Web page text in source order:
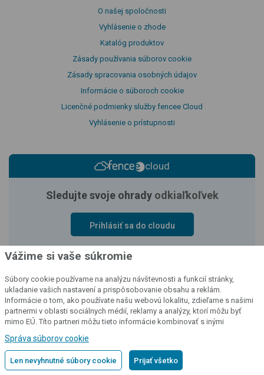
O našej spoločnosti
Vyhlásenie o zhode
Katalóg produktov
Zásady používania súborov cookie
Zásady spracovania osobných údajov
Informácie o súboroch cookie
Licenčné podmienky služby fencee Cloud
Vyhlásenie o prístupnosti
cloud
Sledujte svoje ohrady odkiaľkoľvek
Prihlásiť sa do cloudu
Vážime si vaše súkromie
Súbory cookie používame na analýzu návštevnosti a funkcií stránky,
ukladanie vašich nastavení a prispôsobovanie obsahu a reklám.
Informácie o tom, ako používate našu webovú lokalitu, zdieľame s našimi
partnermi v oblasti sociálnych médií, reklamy a analýzy, ktorí môžu byť
mimo EÚ. Títo partneri môžu tieto informácie kombinovať s inými
používania ich služieb.Podrobné informácie
Správa súborov cookie
Len nevyhnutné súbory cookie Prijať všetko